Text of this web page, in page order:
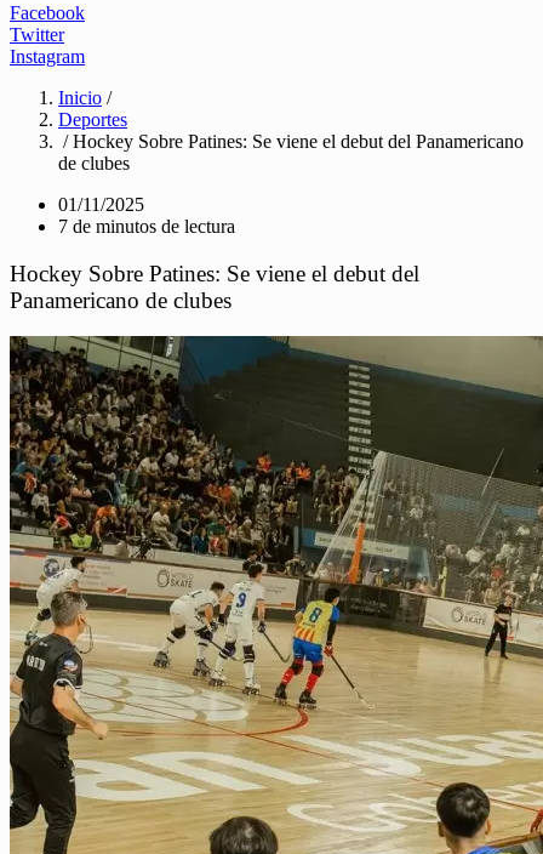
Facebook
Twitter
Instagram
Inicio /
Deportes
/ Hockey Sobre Patines: Se viene el debut del Panamericano
de clubes
01/11/2025
7 de minutos de lectura
Hockey Sobre Patines: Se viene el debut del
Panamericano de clubes